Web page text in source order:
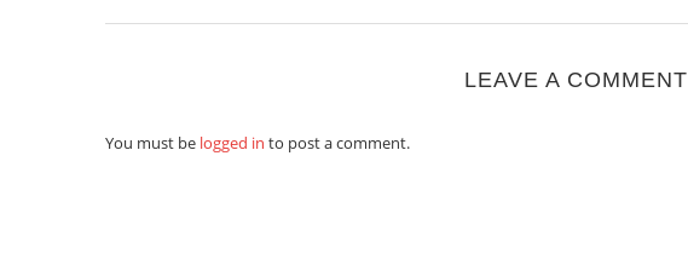
LEAVE A COMMENT
You must be logged in to post a comment.